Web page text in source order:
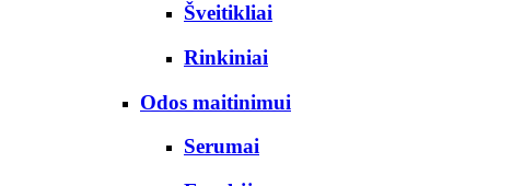
Šveitikliai
Rinkiniai
Odos maitinimui
Serumai